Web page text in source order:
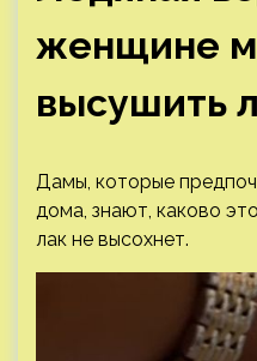
женщине
высушить
Дамы, которые
дома, знают, каково
лак не высохнет.